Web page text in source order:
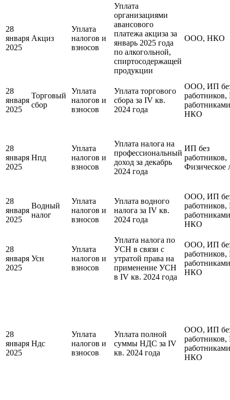
28
января
2025
Акциз
Уплата
налогов и
взносов
Уплата
организациями
авансового
платежа акциза за
январь 2025 года
по алкогольной,
спиртосодержащей
продукции
ООО, НКО
28
января
2025
Торговый
сбор
Уплата
налогов и
взносов
Уплата торгового
сбора за IV кв.
2024 года
ООО, ИП
НКО
28
января
2025
Нпд
Уплата
налогов и
взносов
Уплата налога на
профессиональный
доход за декабрь
2024 года
ИП без
работников,
Физическое
28
января
2025
Водный
налог
Уплата
налогов и
взносов
Уплата водного
налога за IV кв.
2024 года
ООО, ИП
НКО
28
января
2025
Усн
Уплата
налогов и
взносов
Уплата налога по
УСН в связи с
утратой права на
применение УСН
в IV кв. 2024 года
ООО, ИП
НКО
28
января
2025
Ндс
Уплата
налогов и
взносов
Уплата полной
суммы НДС за IV
кв. 2024 года
ООО, ИП
НКО